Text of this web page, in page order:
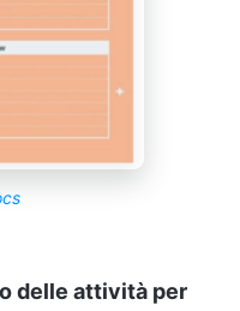
delle attività per